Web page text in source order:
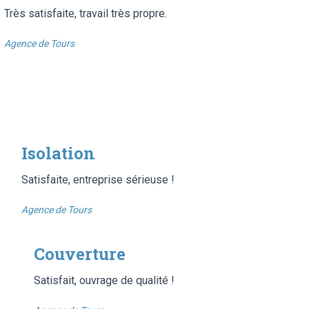
Très satisfaite, travail très propre.
Agence de Tours
Isolation
Satisfaite, entreprise sérieuse !
Agence de Tours
Couverture
Satisfait, ouvrage de qualité !